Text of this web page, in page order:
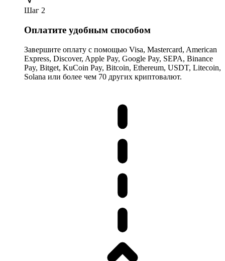
Шаг 2
Оплатите удобным способом
Завершите оплату с помощью Visa, Mastercard, American
Express, Discover, Apple Pay, Google Pay, SEPA, Binance
Pay, Bitget, KuCoin Pay, Bitcoin, Ethereum, USDT, Litecoin,
Solana или более чем 70 других криптовалют.